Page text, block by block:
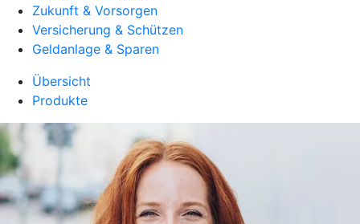
Zukunft & Vorsorgen
Versicherung & Schützen
Geldanlage & Sparen
Übersicht
Produkte